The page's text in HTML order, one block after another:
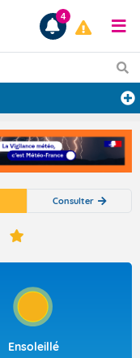
4
Consulter
Ensoleillé